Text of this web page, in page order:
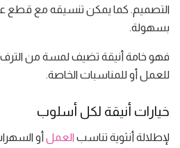
التصميم. كما يمكن تنسيقه مع قطع
بسهولة.
فهو خامة أنيقة تضيف لمسة من الترف
للعمل أو للمناسبات الخاصة.
خيارات أنيقة لكل أسلوب
لإطلالة أنثوية تناسب العمل أو